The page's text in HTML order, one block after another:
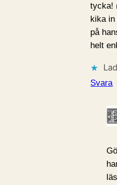
tycka!
kika
på
helt
Svara